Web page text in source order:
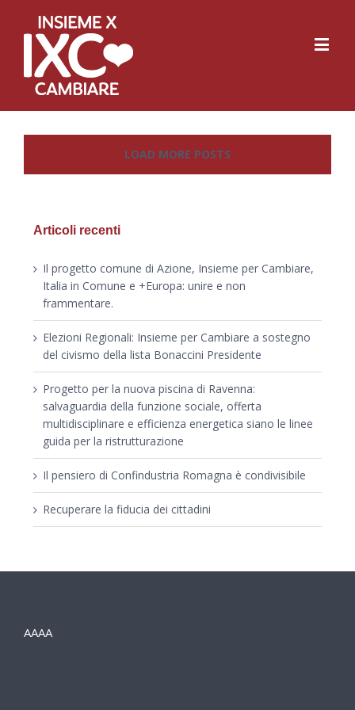
LOAD MORE POSTS
Articoli recenti
Il progetto comune di Azione, Insieme per Cambiare,
Italia in Comune e +Europa: unire e non
frammentare.
Elezioni Regionali: Insieme per Cambiare a sostegno
del civismo della lista Bonaccini Presidente
Progetto per la nuova piscina di Ravenna:
salvaguardia della funzione sociale, offerta
multidisciplinare e efficienza energetica siano le linee
guida per la ristrutturazione
Il pensiero di Confindustria Romagna è condivisibile
Recuperare la fiducia dei cittadini
AAAA